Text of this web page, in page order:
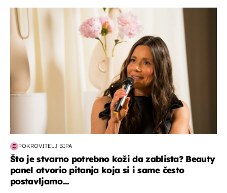
moda & ljepota
POKROVITELJ BIPA
Što je stvarno potrebno koži da zablista? Beauty
panel otvorio pitanja koja si i same često
postavljamo...